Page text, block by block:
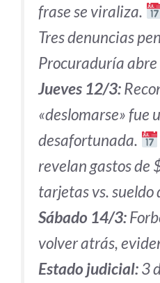
frase se viraliza.
Tres denuncias
Procuraduría
Jueves 12/3:
«deslomarse» fue
desafortunada.
revelan gastos de
tarjetas vs. sueldo
Sábado 14/3:
volver atrás,
Estado judicial:3